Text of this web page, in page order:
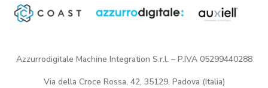
Azzurrodigitale Machine Integration S.r.l. – P.IVA 05299440288
Via della Croce Rossa, 42, 35129, Padova (Italia)